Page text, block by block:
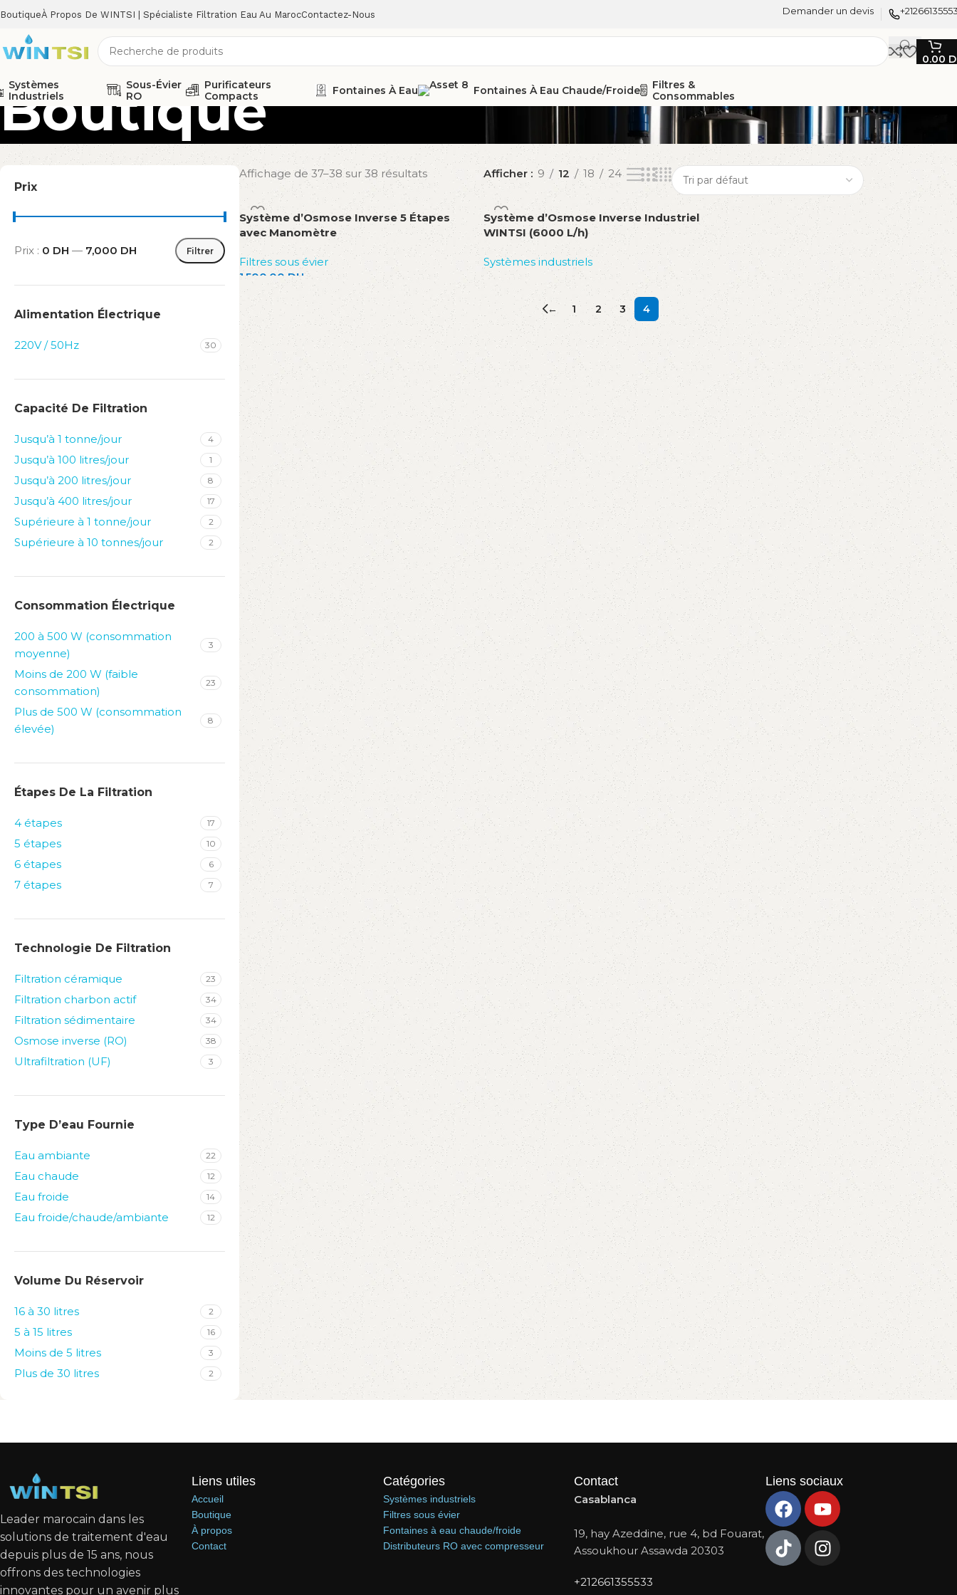
BoutiqueÀ Propos De WINTSI | Spécialiste Filtration Eau Au MarocContactez-Nous Demander un devis
0.00
Systèmes
Industriels
Sous-Évier
RO
Purificateurs
Compacts
Fontaines À Eau Fontaines À Eau Chaude/froide
Filtres &
Consommables
Boutique
Prix
Filtrer
Prix : 0 DH — 7,000 DH
Alimentation Électrique
220V / 50Hz 30
Capacité De Filtration
Jusqu’à 1 tonne/jour 4
Jusqu’à 100 litres/jour 1
Jusqu’à 200 litres/jour 8
Jusqu’à 400 litres/jour 17
Supérieure à 1 tonne/jour 2
Supérieure à 10 tonnes/jour 2
Consommation Électrique
200 à 500 W (consommation
moyenne)
3
Moins de 200 W (faible
consommation)
23
Plus de 500 W (consommation
élevée)
8
Étapes De La Filtration
4 étapes 17
5 étapes 10
6 étapes 6
7 étapes 7
Technologie De Filtration
Filtration céramique 23
Filtration charbon actif 34
Filtration sédimentaire 34
Osmose inverse (RO) 38
Ultrafiltration (UF) 3
Type D’eau Fournie
Eau ambiante 22
Eau chaude 12
Eau froide 14
Eau froide/chaude/ambiante 12
Volume Du Réservoir
16 à 30 litres 2
5 à 15 litres 16
Moins de 5 litres 3
Plus de 30 litres 2
Affichage de 37–38 sur 38 résultats Afficher 9 12 18 24
Système d’Osmose Inverse 5 Étapes
avec Manomètre
Filtres sous évier
1,500.00 DH
Ajouter au panier
Système d’Osmose Inverse Industriel
WINTSI (6000 L/h)
Systèmes industriels
Lire la suite
← 1 2 3 4
Leader marocain dans les
solutions de traitement d'eau
depuis plus de 15 ans, nous
offrons des technologies
innovantes pour un avenir plus
Liens utiles
Accueil
Boutique
À propos
Contact
Catégories
Systèmes industriels
Filtres sous évier
Fontaines à eau chaude/froide
Distributeurs RO avec compresseur
Contact
Casablanca
19, hay Azeddine, rue 4, bd Fouarat,
Assoukhour Assawda 20303
+212661355533
Liens sociaux